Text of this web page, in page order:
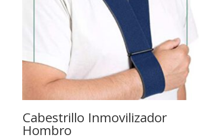
Cabestrillo Inmovilizador
Hombro